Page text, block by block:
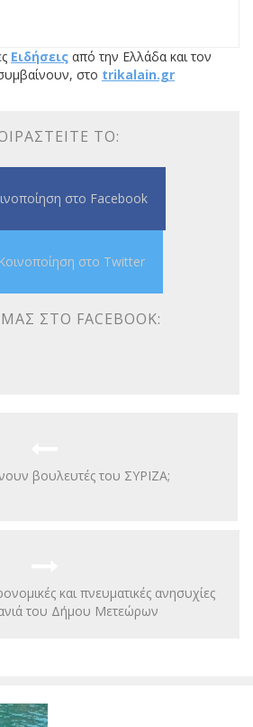
Ειδήσεις από την Ελλάδα και τον
στο trikalain.gr
ΤΟ:
στο Facebook
Κοινοποίηση στο Twitter
ΣΤΟ FACEBOOK:
βουλευτές του ΣΥΡΙΖΑ;
και πνευματικές ανησυχίες
του Δήμου Μετεώρων